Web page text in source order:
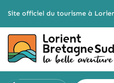
Site officiel du tourisme à